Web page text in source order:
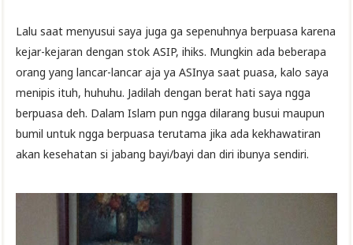
Lalu saat menyusui saya juga ga sepenuhnya berpuasa karena
kejar-kejaran dengan stok ASIP, ihiks. Mungkin ada beberapa
orang yang lancar-lancar aja ya ASInya saat puasa, kalo saya
menipis ituh, huhuhu. Jadilah dengan berat hati saya ngga
berpuasa deh. Dalam Islam pun ngga dilarang busui maupun
bumil untuk ngga berpuasa terutama jika ada kekhawatiran
akan kesehatan si jabang bayi/bayi dan diri ibunya sendiri.